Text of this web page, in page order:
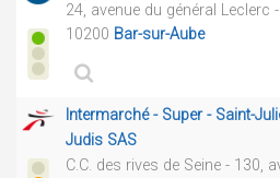
24, avenue du général Leclerc
10200 Bar-sur-Aube
Intermarché - Super - Saint-
Judis SAS
C.C. des rives de Seine - 130,